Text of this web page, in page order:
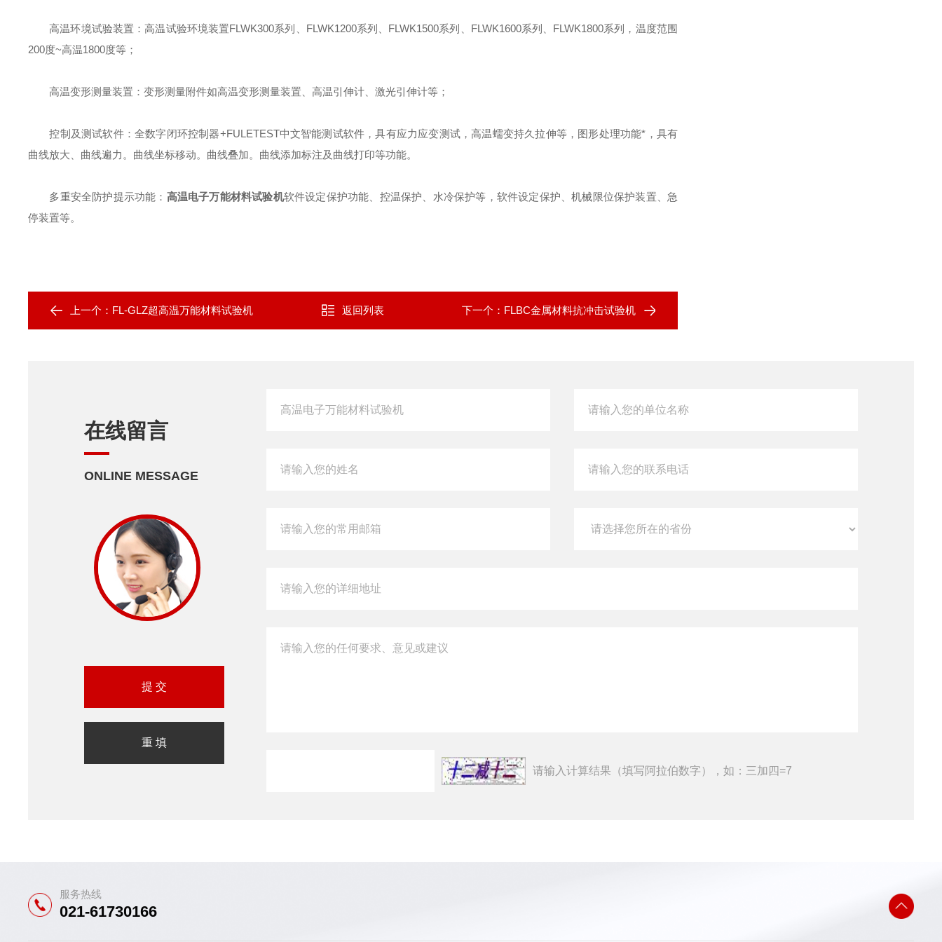
高温环境试验装置：高温试验环境装置FLWK300系列、FLWK1200系列、FLWK1500系列、FLWK1600系列、FLWK1800系列，温度范围
200度~高温1800度等；
高温变形测量装置：变形测量附件如高温变形测量装置、高温引伸计、激光引伸计等；
控制及测试软件：全数字闭环控制器+FULETEST中文智能测试软件，具有应力应变测试，高温蠕变持久拉伸等，图形处理功能*，具有
曲线放大、曲线遍力。曲线坐标移动。曲线叠加。曲线添加标注及曲线打印等功能。
多重安全防护提示功能： 高温电子万能材料试验机软件设定保护功能、控温保护、水冷保护等，软件设定保护、机械限位保护装置、急
停装置等。
上一个： FL-GLZ超高温万能材料试验机 返回列表 下一个： FLBC金属材料抗冲击试验机
在线留言
ONLINE MESSAGE
请输入计算结果（填写阿拉伯数字），如：三加四=7
服务热线
021-61730166